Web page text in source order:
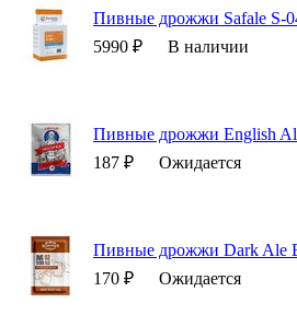
Пивные дрожжи Safale S-
5990 ₽
В наличии
Пивные дрожжи English
187 ₽
Ожидается
Пивные дрожжи Dark Ale
170 ₽
Ожидается